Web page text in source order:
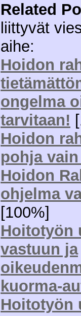
Related
liittyvät
aihe:
Hoidon
ongelma
tarvitaan!
Hoidon
pohja
Hoidon
ohjelma
[100%]
Hoitotyön
vastuun ja
kuorma-
Hoitotyön